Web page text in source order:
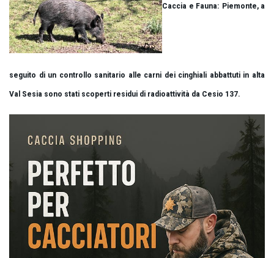
Caccia e Fauna: Piemonte, a
seguito di un controllo sanitario alle carni dei cinghiali abbattuti in alta
Val Sesia sono stati scoperti residui di radioattività da Cesio 137.